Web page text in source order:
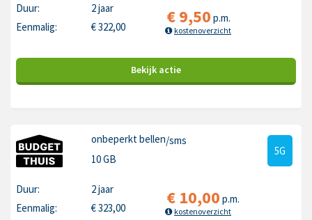
Duur:
2 jaar
Eenmalig:
€322,00 €9,50 p.m.
kostenoverzicht
Bekijk actie
onbeperkt bellen/sms
10 GB
5G
Duur:
2 jaar
Eenmalig:
€323,00 € 10,00 p.m.
kostenoverzicht